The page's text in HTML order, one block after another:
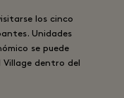
los cinco
Unidades
se puede
dentro del